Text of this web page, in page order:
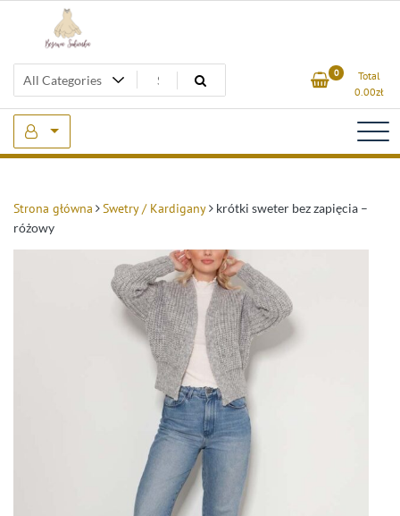
Beżowa Sukienka 0
Total
0.00zł
Strona główna Swetry / Kardigany
krótki sweter bez zapięcia –
różowy